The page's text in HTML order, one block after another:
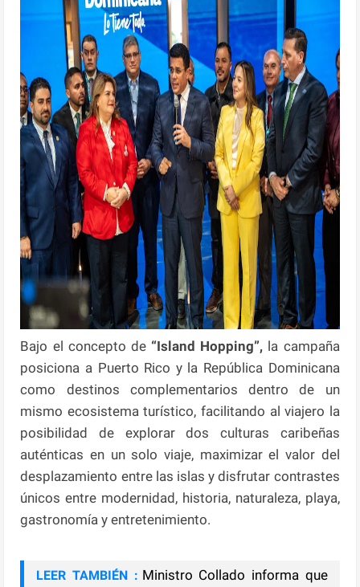
Bajo el concepto de “Island Hopping”, la campaña
posiciona a Puerto Rico y la República Dominicana
como destinos complementarios dentro de un
mismo ecosistema turístico, facilitando al viajero la
posibilidad de explorar dos culturas caribeñas
auténticas en un solo viaje, maximizar el valor del
desplazamiento entre las islas y disfrutar contrastes
únicos entre modernidad, historia, naturaleza, playa,
gastronomía y entretenimiento.
LEER TAMBIÉN : Ministro Collado informa que